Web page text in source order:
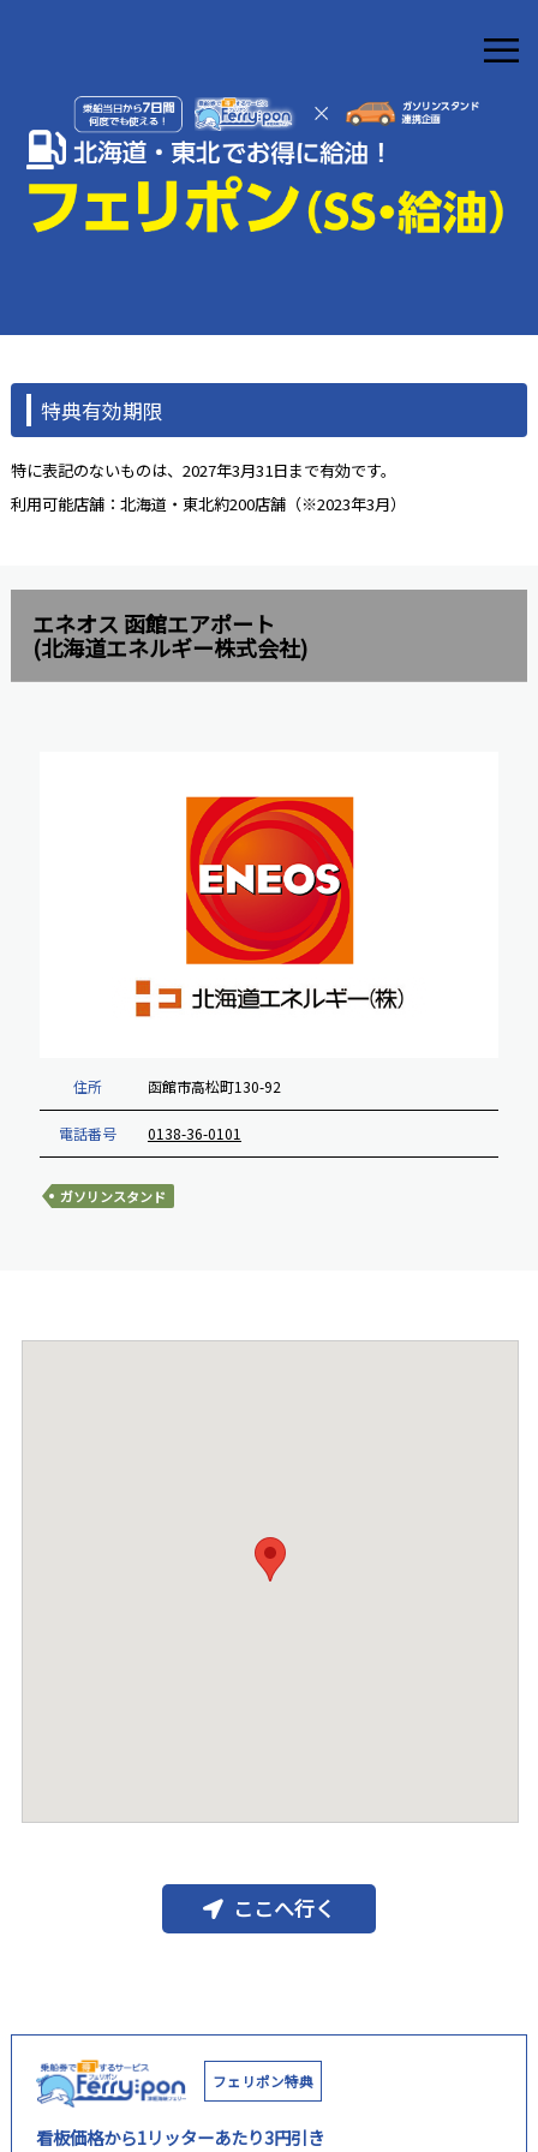
≡
特典有効期限
特に表記のないものは、2027年3月31日まで有効です。
利用可能店舗：北海道・東北約200店舗（※2023年3月）
エネオス 函館エアポート
(北海道エネルギー株式会社)
住所 函館市高松町130-92
電話番号 0138-36-0101
ガソリンスタンド
ここへ行く
フェリポン特典
看板価格から1リッターあたり3円引き